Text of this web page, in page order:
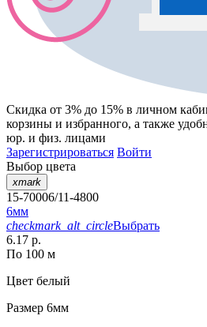
Скидка от 3% до 15% в личном
корзины и избранного, а также
юр. и физ. лицами
Зарегистрироваться Войти
Выбор цвета
xmark
15-70006/11-4800
6мм
checkmark_alt_circleВыбрать
6.17 р.
По 100 м
Цвет белый
Размер 6мм